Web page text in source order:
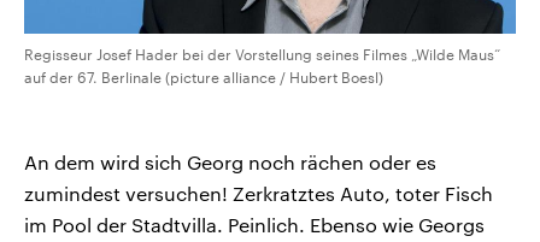
Regisseur Josef Hader bei der Vorstellung seines Filmes „Wilde Maus“
auf der 67. Berlinale (picture alliance / Hubert Boesl)
An dem wird sich Georg noch rächen oder es
zumindest versuchen! Zerkratztes Auto, toter Fisch
im Pool der Stadtvilla. Peinlich. Ebenso wie Georgs